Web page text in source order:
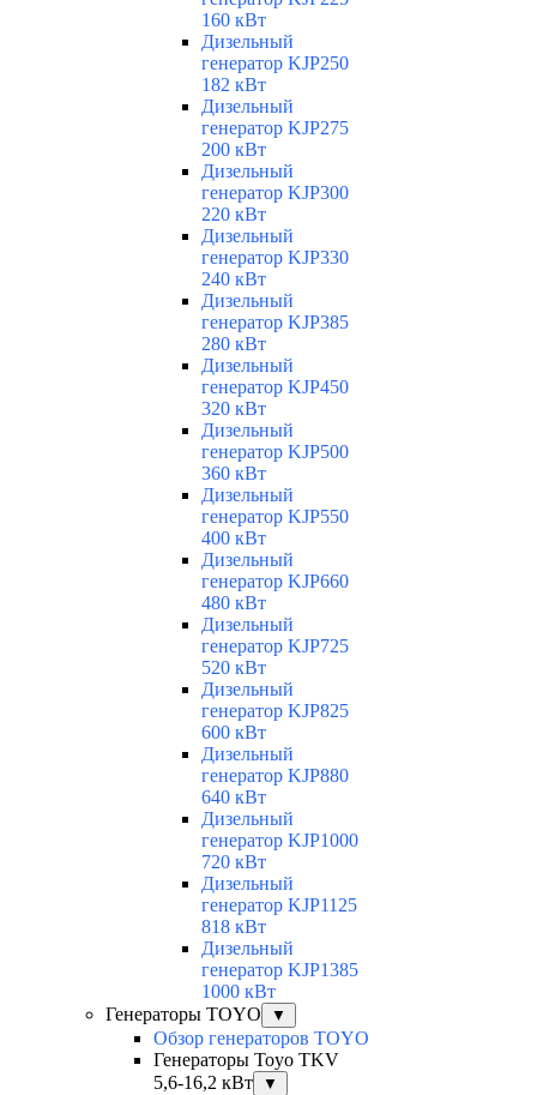
160 кВт
Дизельный
генератор KJP250
182 кВт
Дизельный
генератор KJP275
200 кВт
Дизельный
генератор KJP300
220 кВт
Дизельный
генератор KJP330
240 кВт
Дизельный
генератор KJP385
280 кВт
Дизельный
генератор KJP450
320 кВт
Дизельный
генератор KJP500
360 кВт
Дизельный
генератор KJP550
400 кВт
Дизельный
генератор KJP660
480 кВт
Дизельный
генератор KJP725
520 кВт
Дизельный
генератор KJP825
600 кВт
Дизельный
генератор KJP880
640 кВт
Дизельный
генератор KJP1000
720 кВт
Дизельный
генератор KJP1125
818 кВт
Дизельный
генератор KJP1385
1000 кВт
Генераторы TOYO
▼
Обзор генераторов TOYO
Генераторы Toyo TKV
5,6-16,2 кВт
▼